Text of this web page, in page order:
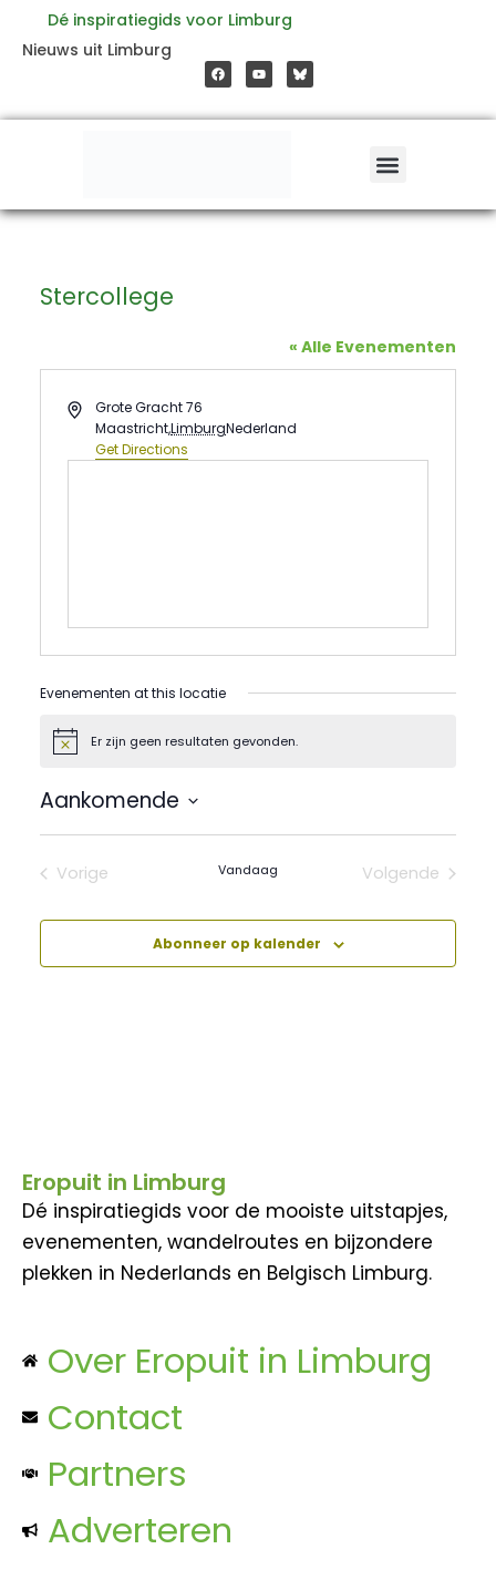
inhoud
Dé inspiratiegids voor Limburg
Nieuws uit Limburg
a
c
e
o
o
o
u
t
b
e
Stercollege
« Alle Evenementen
AddressGrote Gracht 76
Maastricht,LimburgNederland
Get Directions
Evenementen at this locatie
BerichtEr zijn geen resultaten gevonden.
Aankomende
datum.
Vorige
Vandaag
Volgende
Abonneer op kalender
Eropuit in Limburg
Dé inspiratiegids voor de mooiste uitstapjes,
evenementen, wandelroutes en bijzondere
plekken in Nederlands en Belgisch Limburg.
Over Eropuit in Limburg
Contact
Partners
Adverteren